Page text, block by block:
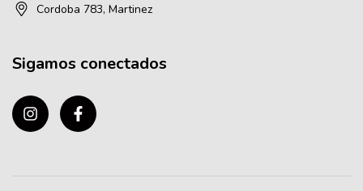
Cordoba 783, Martinez
Sigamos conectados